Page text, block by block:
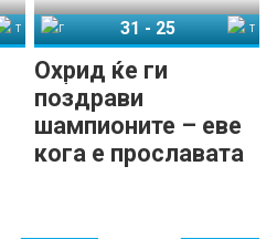
Охрид ќе ги
поздрави
шампионите – еве
кога е прославата
31 - 25